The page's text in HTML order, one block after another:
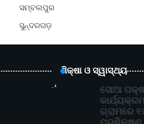
ସମ୍ବଲପୁର
ସୁନ୍ଦରଗଡ଼
ଶିକ୍ଷା ଓ ସ୍ୱାସ୍ଥ୍ୟ
1
ସୋଆ
ଗ୍ରାମରେ